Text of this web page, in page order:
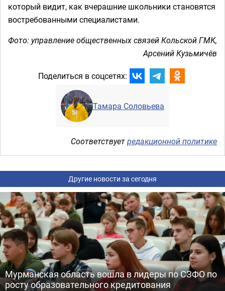
который видит, как вчерашние школьники становятся
востребованными специалистами.
Фото: управление общественных связей Кольской ГМК,
Арсений Кузьмичёв
Поделиться в соцсетях:
Тамара Соловьева
Соответствуетредакционной политике
Другие новости за сегодня
Мурманская область вошла в лидеры по СЗФО по
росту образовательного кредитования